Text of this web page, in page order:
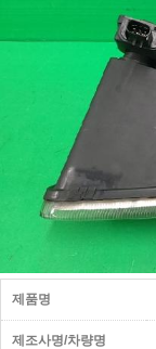
제품명
제조사명/차량명